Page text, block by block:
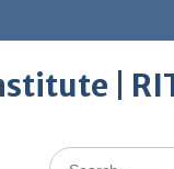
|
Search